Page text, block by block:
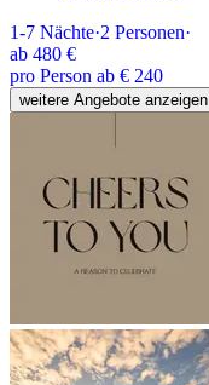
1-7 Nächte·2 Personen·
ab 480 €
pro Person ab € 240
weitere Angebote anzeigen